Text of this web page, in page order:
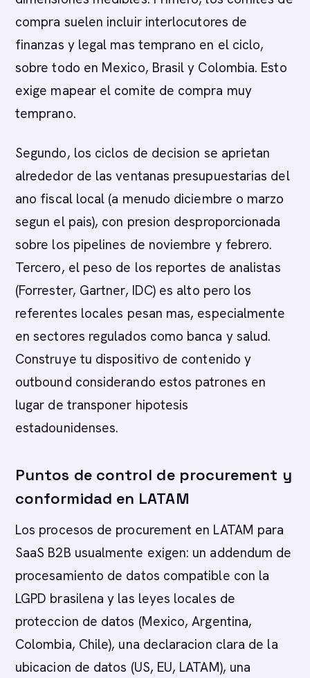
compra suelen incluir interlocutores de
finanzas y legal mas temprano en el ciclo,
sobre todo en Mexico, Brasil y Colombia. Esto
exige mapear el comite de compra muy
temprano.
Segundo, los ciclos de decision se aprietan
alrededor de las ventanas presupuestarias del
ano fiscal local (a menudo diciembre o marzo
segun el pais), con presion desproporcionada
sobre los pipelines de noviembre y febrero.
Tercero, el peso de los reportes de analistas
(Forrester, Gartner, IDC) es alto pero los
referentes locales pesan mas, especialmente
en sectores regulados como banca y salud.
Construye tu dispositivo de contenido y
outbound considerando estos patrones en
lugar de transponer hipotesis
estadounidenses.
Puntos de control de procurement y
conformidad en LATAM
Los procesos de procurement en LATAM para
SaaS B2B usualmente exigen: un addendum de
procesamiento de datos compatible con la
LGPD brasilena y las leyes locales de
proteccion de datos (Mexico, Argentina,
Colombia, Chile), una declaracion clara de la
ubicacion de datos (US, EU, LATAM), una